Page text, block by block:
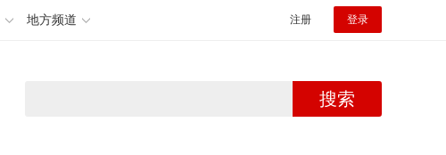
地方频道 注册 登录
搜索